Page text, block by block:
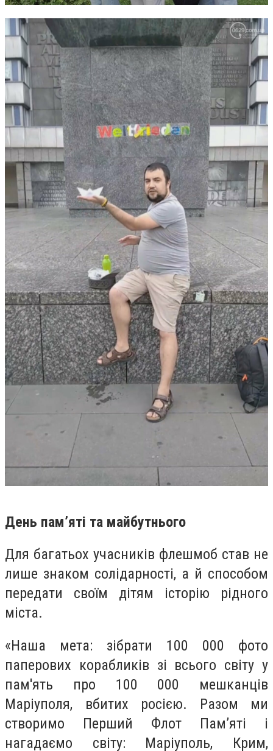
День пам’яті та майбутнього
Для багатьох учасників флешмоб став не
лише знаком солідарності, а й способом
передати своїм дітям історію рідного
міста.
«Наша мета: зібрати 100 000 фото
паперових корабликів зі всього світу у
пам'ять про 100 000 мешканців
Маріуполя, вбитих росією. Разом ми
створимо Перший Флот Пам’яті і
нагадаємо світу: Маріуполь, Крим,